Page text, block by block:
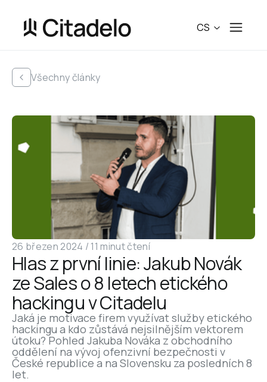
CS
Všechny články
26 březen 2024 / 11 minut čtení
Hlas z první linie: Jakub Novák
ze Sales o 8 letech etického
hackingu v Citadelu
Jaká je motivace firem využívat služby etického
hackingu a kdo zůstává nejsilnějším vektorem
útoku? Pohled Jakuba Nováka z obchodního
oddělení na vývoj ofenzivní bezpečnosti v
České republice a na Slovensku za posledních 8
let.